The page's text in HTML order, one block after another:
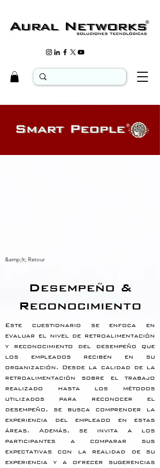
&amp;lt; Retour
Desempeño &
Reconocimiento
Este cuestionario se enfoca en
evaluar el nivel de retroalimentación
y reconocimiento del desempeño que
los empleados reciben en su
organización. Desde la calidad de la
retroalimentación sobre el trabajo
realizado hasta los métodos
utilizados para reconocer el
desempeño, se busca comprender la
experiencia del empleado en estas
áreas. Además, se invita a los
participantes a comparar sus
expectativas con la realidad de su
experiencia y a ofrecer sugerencias